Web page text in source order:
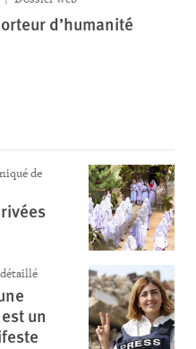
d’humanité
de
un